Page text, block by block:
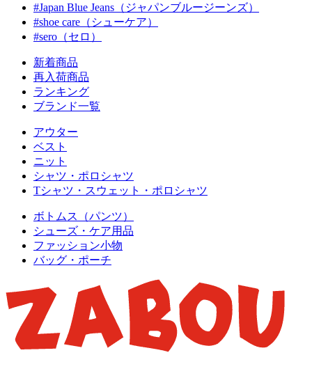
#Japan Blue Jeans（ジャパンブルージーンズ）
#shoe care（シューケア）
#sero（セロ）
新着商品
再入荷商品
ランキング
ブランド一覧
アウター
ベスト
ニット
シャツ・ポロシャツ
Tシャツ・スウェット・ポロシャツ
ボトムス（パンツ）
シューズ・ケア用品
ファッション小物
バッグ・ポーチ